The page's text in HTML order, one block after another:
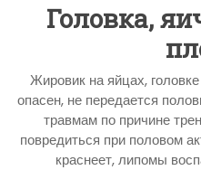
Головка,
Жировик на яйцах,
опасен, не передается
травмам по причине
повредиться при половом
краснеет, липомы